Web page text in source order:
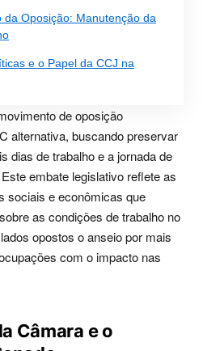
da Oposição: Manutenção da
e o Papel da CCJ na
de oposição
alternativa, buscando preservar
dias de trabalho e a jornada de
embate legislativo reflete as
sociais e econômicas que
as condições de trabalho no
opostos o anseio por mais
com o impacto nas
Câmara e o